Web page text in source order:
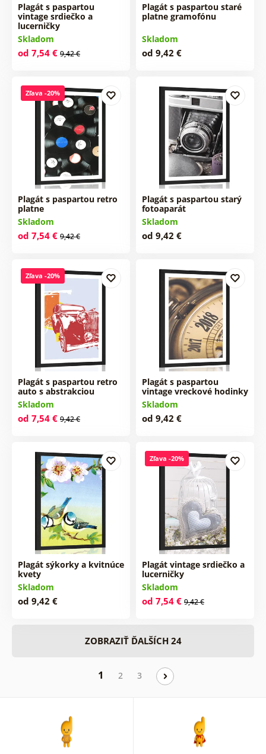
Plagát s paspartou
vintage srdiečko a
lucerničky
Skladom
od 7,54 € 9,42 €
Plagát s paspartou staré
platne gramofónu
Skladom
od 9,42 €
Zľava -20%
Plagát s paspartou retro
platne
Skladom
od 7,54 € 9,42 €
Plagát s paspartou starý
fotoaparát
Skladom
od 9,42 €
Zľava -20%
Plagát s paspartou retro
auto s abstrakciou
Skladom
od 7,54 € 9,42 €
Plagát s paspartou
vintage vreckové hodinky
Skladom
od 9,42 €
Plagát sýkorky a kvitnúce
kvety
Skladom
od 9,42 €
Zľava -20%
Plagát vintage srdiečko a
lucerničky
Skladom
od 7,54 € 9,42 €
ZOBRAZIŤ ĎALŠÍCH 24
1 2 3